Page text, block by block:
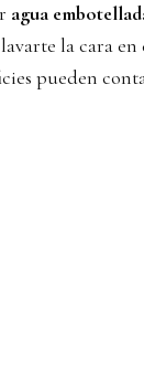
agua
la cara en
pueden